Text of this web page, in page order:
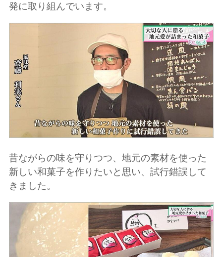
発に取り組んでいます。
昔ながらの味を守りつつ、地元の素材を使った
新しい和菓子を作りたいと思い、試行錯誤して
きました。